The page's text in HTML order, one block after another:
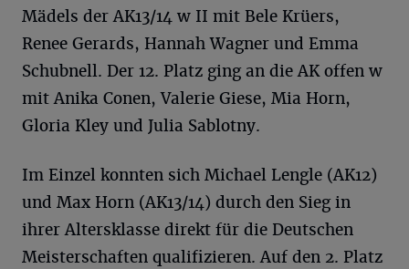
Mädels der AK13/14 w II mit Bele Krüers,
Renee Gerards, Hannah Wagner und Emma
Schubnell. Der 12. Platz ging an die AK offen w
mit Anika Conen, Valerie Giese, Mia Horn,
Gloria Kley und Julia Sablotny.
Im Einzel konnten sich Michael Lengle (AK12)
und Max Horn (AK13/14) durch den Sieg in
ihrer Altersklasse direkt für die Deutschen
Meisterschaften qualifizieren. Auf den 2. Platz